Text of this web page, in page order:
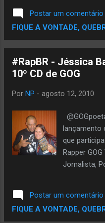
determinado
garoto, para se
poucos,
alunos
Sei que não
Postar um comentário
FIQUE A VONTADE,
#RapBR - Jéssica
10º CD de GOG
Por NP - agosto 12, 2010
lançamento
que
Rapper
Jornalista,
Atravez do
Postar um comentário
FIQUE A VONTADE,